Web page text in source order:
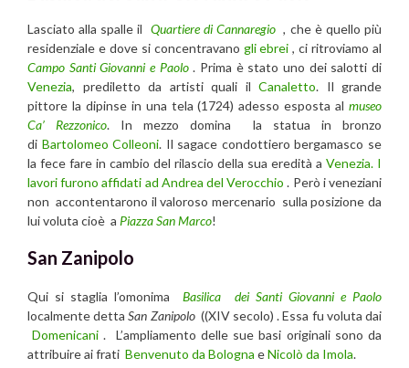
Lasciato alla spalle il Quartiere di Cannaregio , che è quello più
residenziale e dove si concentravano gli ebrei , ci ritroviamo al
Campo Santi Giovanni e Paolo. Prima è stato uno dei salotti di
Venezia, prediletto da artisti quali il Canaletto. Il grande
pittore la dipinse in una tela (1724) adesso esposta al museo
Ca’ Rezzonico. In mezzo domina la statua in bronzo
di Bartolomeo Colleoni. Il sagace condottiero bergamasco se
la fece fare in cambio del rilascio della sua eredità a Venezia. I
lavori furono affidati ad Andrea del Verocchio . Però i veneziani
non accontentarono il valoroso mercenario sulla posizione da
lui voluta cioè a Piazza San Marco!
San Zanipolo
Qui si staglia l’omonimaBasilica dei Santi Giovanni e Paolo
localmente dettaSan Zanipolo ((XIV secolo) . Essa fu voluta dai
Domenicani . L’ampliamento delle sue basi originali sono da
attribuire ai frati Benvenuto da Bologna eNicolò da Imola.